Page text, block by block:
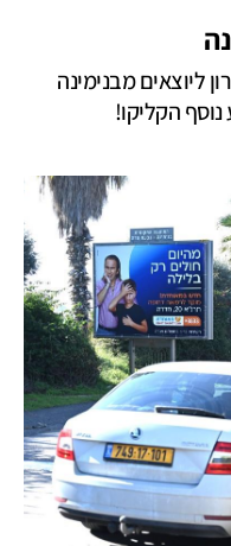
4×3 – ציר 652 , אחרון ליוצאים מבנימינה
נוסף הקליקו!